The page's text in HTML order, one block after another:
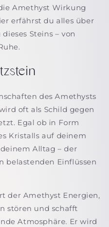
Amethyst Wirkung
erfährst du alles über
Steins – von
des Amethysts
oft als Schild gegen
Egal ob in Form
Kristalls auf deinem
Alltag – der
belastenden Einflüssen
der Amethyst Energien,
stören und schafft
Atmosphäre. Er wird